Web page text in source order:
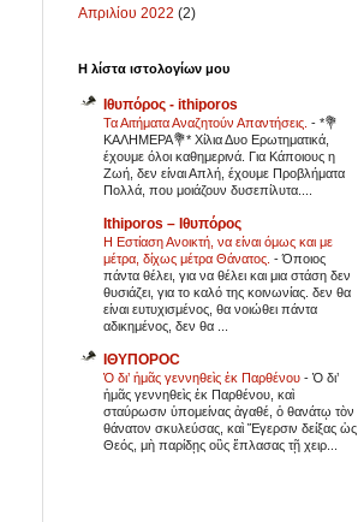
Απριλίου 2022 (2)
Η λίστα ιστολογίων μου
Ιθυπόρος - ithiporos
Τα Αιτήματα Αναζητούν Απαντήσεις. - *💐
ΚΑΛΗΜΕΡΑ💐* Χίλια Δυο Ερωτηματικά,
έχουμε όλοι καθημερινά. Για Κάποιους η
Ζωή, δεν είναι Απλή, έχουμε Προβλήματα
Πολλά, που μοιάζουν δυσεπίλυτα....
Ithiporos – Ιθυπόρος
Η Εστίαση Ανοικτή, να είναι όμως και με
μέτρα, δίχως μέτρα Θάνατος. -Όποιος
πάντα θέλει, για να θέλει και μια στάση δεν
θυσιάζει, για το καλό της κοινωνίας. δεν θα
είναι ευτυχισμένος, θα νοιώθει πάντα
αδικημένος, δεν θα ...
ΙΘΥΠΟΡΟC
Ὁ δι’ ἡμᾶς γεννηθεὶς ἐκ Παρθένου - Ὁ δι’
ἡμᾶς γεννηθεὶς ἐκ Παρθένου, καὶ
σταύρωσιν ὑπομείνας ἀγαθέ, ὁ θανάτῳ τὸν
θάνατον σκυλεύσας, καὶ Ἔγερσιν δείξας ὡς
Θεός, μὴ παρίδῃς οὓς ἔπλασας τῇ χειρ...